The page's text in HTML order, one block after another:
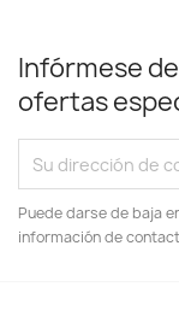
Infórmese
ofertas
Puede darse de baja
información de